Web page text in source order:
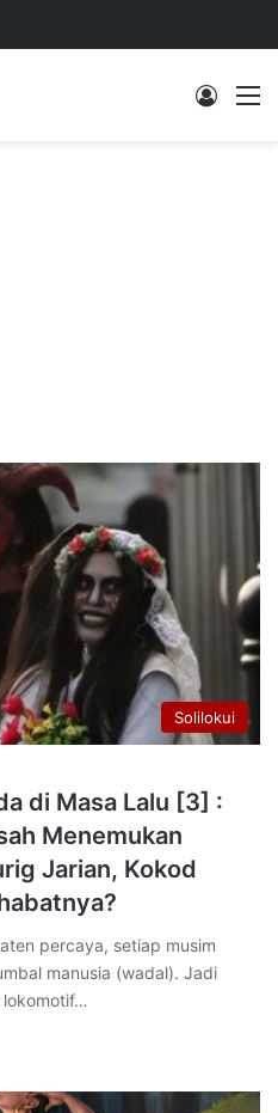
Log In
Solilokui
di Masa Lalu [3] :
Menemukan
Jarian, Kokod
percaya, setiap musim
manusia (wadal). Jadi